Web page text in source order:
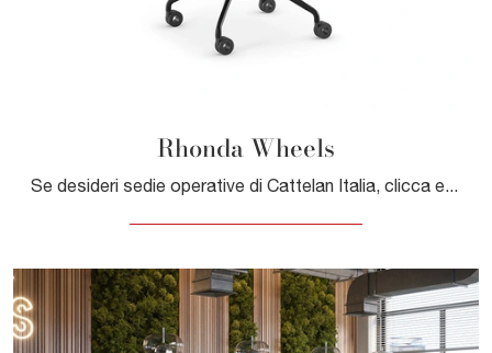
Rhonda Wheels